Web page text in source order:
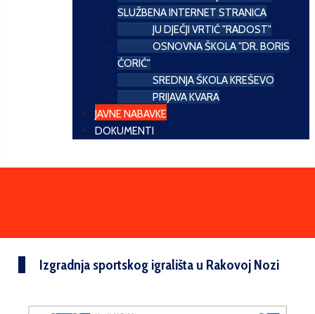
SLUŽBENA INTERNET STRANICA
JU DJEČJI VRTIĆ "RADOST"
OSNOVNA ŠKOLA "DR. BORIS
ĆORIĆ"
SREDNJA ŠKOLA KREŠEVO
PRIJAVA KVARA
JAVNE NABAVKE
DOKUMENTI
Izgradnja sportskog igrališta u Rakovoj Nozi